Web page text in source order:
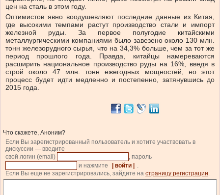
цен на сталь в этом году.
Оптимистов явно воодушевляют последние данные из Китая,
где высокими темпами растут производство стали и импорт
железной руды. За первое полугодие китайскими
металлургическими компаниями было завезено около 130 млн.
тонн железорудного сырья, что на 34,3% больше, чем за тот же
период прошлого года. Правда, китайцы намереваются
расширить национальное производство руды на 16%, введя в
строй около 47 млн. тонн ежегодных мощностей, но этот
процесс будет идти медленно и постепенно, затянувшись до
2015 года.
Что скажете, Аноним?
Если Вы зарегистрированный пользователь и хотите участвовать в
дискуссии — введите
свой логин (email)
, пароль
и нажмите
| войти |
Если Вы еще не зарегистрировались, зайдите на страницу регистрации